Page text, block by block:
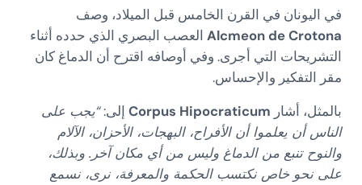
في اليونان في القرن الخامس قبل الميلاد، وصف
Alcmeon de Crotonaالعصب البصري الذي حدده أثناء
التشريحات التي أجرى. وفي أوصافه اقترح أن الدماغ كان
مقر التفكير والإحساس.
بالمثل، أشار Corpus Hipocraticumإلى:“يجب على
الناس أن يعلموا أن الأفراح، البهجات، الأحزان، الآلام
والنوح تنبع من الدماغ وليس من أي مكان آخر. وبذلك،
على نحو خاص نكتسب الحكمة والمعرفة، نرى، نسمع